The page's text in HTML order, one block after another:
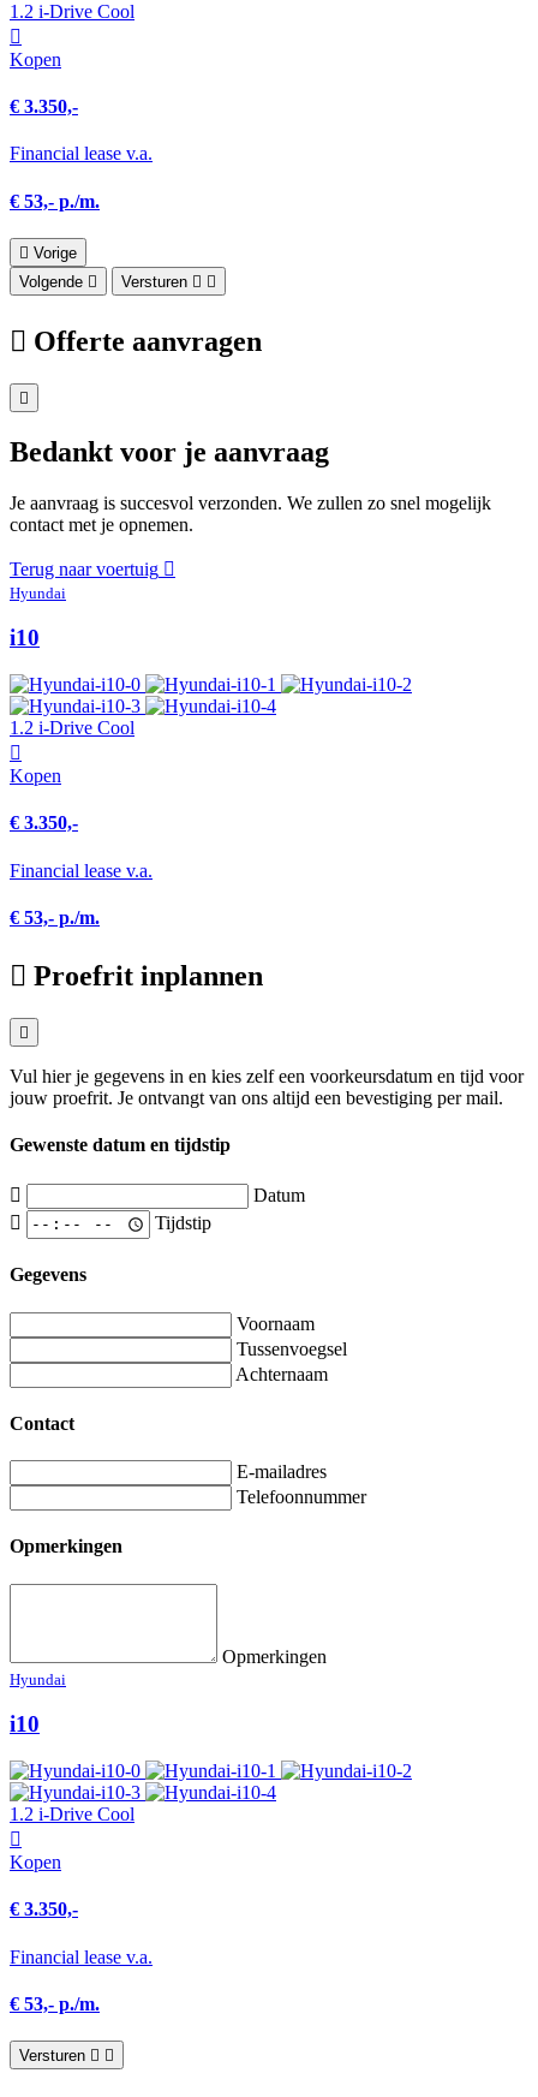
1.2 i-Drive Cool
Kopen
€ 3.350,-
Financial lease v.a.
€ 53,- p./m.
Vorige
Volgende
Versturen
Offerte aanvragen
Bedankt voor je aanvraag
Je aanvraag is succesvol verzonden. We zullen zo snel mogelijk
contact met je opnemen.
Terug naar voertuig
Hyundai
i10
1.2 i-Drive Cool
Kopen
€ 3.350,-
Financial lease v.a.
€ 53,- p./m.
Proefrit inplannen
Vul hier je gegevens in en kies zelf een voorkeursdatum en tijd voor
jouw proefrit. Je ontvangt van ons altijd een bevestiging per mail.
Gewenste datum en tijdstip
Datum
Tijdstip
Gegevens
Voornaam
Tussenvoegsel
Achternaam
Contact
E-mailadres
Telefoonnummer
Opmerkingen
Opmerkingen
Hyundai
i10
1.2 i-Drive Cool
Kopen
€ 3.350,-
Financial lease v.a.
€ 53,- p./m.
Versturen